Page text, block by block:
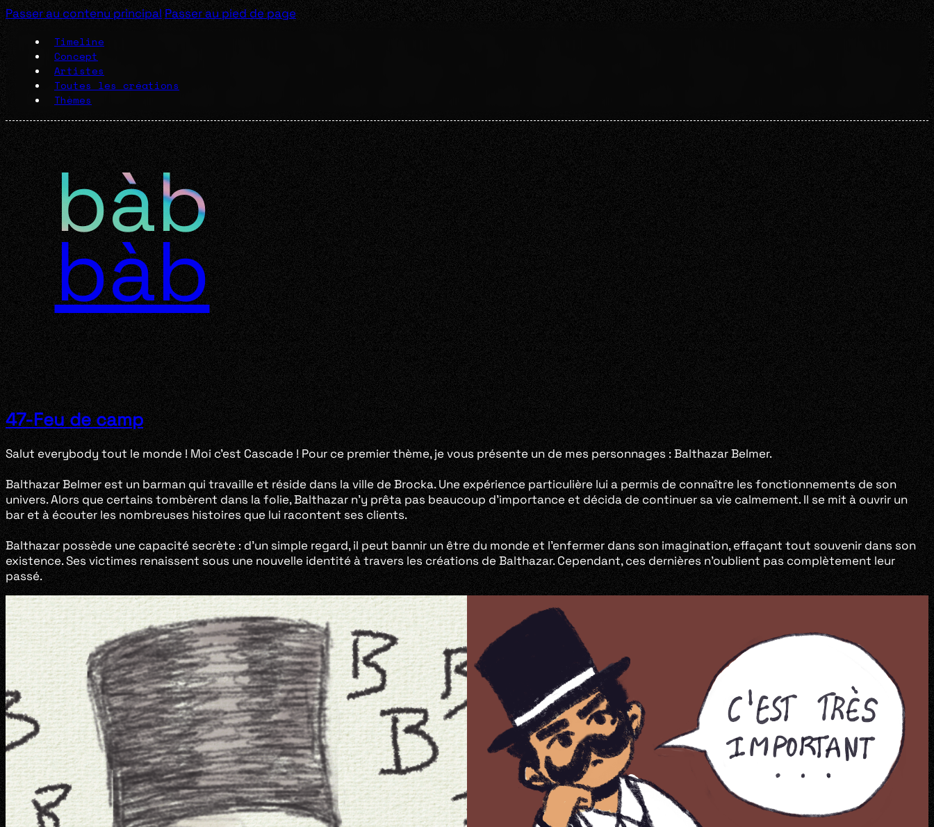
Passer au contenu principal Passer au pied de page
Timeline
Concept
Artistes
Toutes les créations
Thèmes
bàb
47-Feu de camp
Salut everybody tout le monde ! Moi c’est Cascade ! Pour ce premier thème, je vous présente un de mes personnages : Balthazar Belmer.
Balthazar Belmer est un barman qui travaille et réside dans la ville de Brocka. Une expérience particulière lui a permis de connaître les fonctionnements de son
univers. Alors que certains tombèrent dans la folie, Balthazar n’y prêta pas beaucoup d’importance et décida de continuer sa vie calmement. Il se mit à ouvrir un
bar et à écouter les nombreuses histoires que lui racontent ses clients.
Balthazar possède une capacité secrète : d’un simple regard, il peut bannir un être du monde et l’enfermer dans son imagination, effaçant tout souvenir dans son
existence. Ses victimes renaissent sous une nouvelle identité à travers les créations de Balthazar. Cependant, ces dernières n’oublient pas complètement leur
passé.